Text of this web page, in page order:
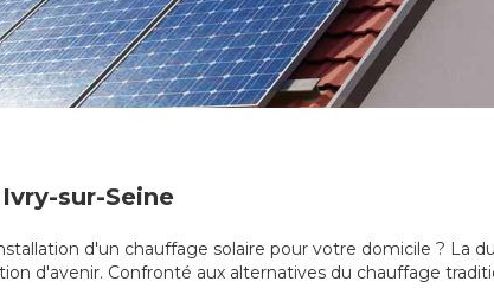
sur-Seine
d'un chauffage solaire pour votre domicile ? La
d'avenir. Confronté aux alternatives du chauffage